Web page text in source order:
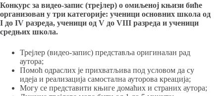
Конкурс за видео-запис (трејлер) о омиљеној књизи биће
организован у три категорије: ученици основних школа од
I до IV разреда, ученици од V до VIII разреда и ученици
средњих школа.
Трејлер (видео-запис) представља оригиналан рад
аутора;
Помоћ одраслих је прихватљива под условом да су
идеја и реализација самостална ауторова креација;
Могу се представити књиге домаћих и страних аутора;